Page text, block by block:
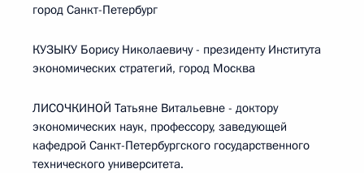
город Санкт-Петербург
КУЗЫКУ Борису Николаевичу - президенту Института
экономических стратегий, город Москва
ЛИСОЧКИНОЙ Татьяне Витальевне - доктору
экономических наук, профессору, заведующей
кафедрой Санкт-Петербургского государственного
технического университета.